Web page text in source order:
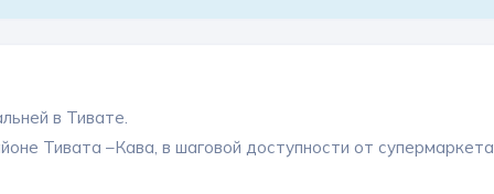
в Тивате.
Тивата –Кава, в шаговой доступности от супермаркета,